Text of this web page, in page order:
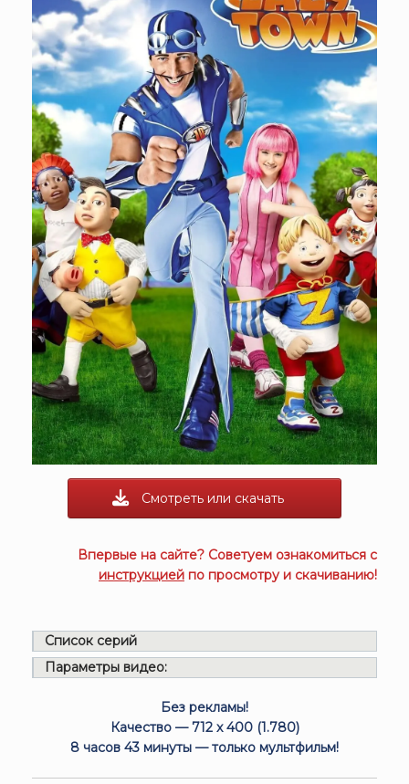
Смотреть или скачать
Впервые на сайте? Советуем ознакомиться с
инструкцией по просмотру и скачиванию!
Список серий
Параметры видео:
Без рекламы!
Качество — 712 x 400 (1.780)
8 часов 43 минуты — только мультфильм!